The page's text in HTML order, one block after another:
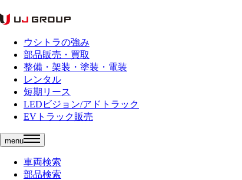
ウシトラの強み
部品販売・買取
整備・架装・塗装・電装
レンタル
短期リース
LEDビジョン/アドトラック
EVトラック販売
menu
車両検索
部品検索